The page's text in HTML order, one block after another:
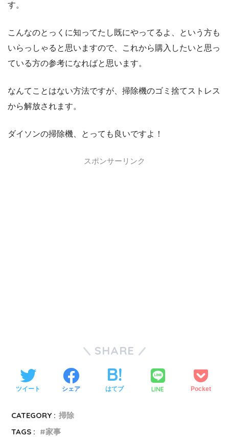
す。
こんなのとっくに知ってたし既にやってるよ、という方も
いらっしゃると思いますので、これから購入したいと思っ
ている方の参考になればと思います。
なんてことはない方法ですが、掃除機のゴミ捨てストレス
から解放されます。
ダイソンの掃除機、とっても良いですよ！
スポンサーリンク
SHARE
ツイート シェア はてブ LINE Pocket
CATEGORY : 掃除
TAGS :
家事